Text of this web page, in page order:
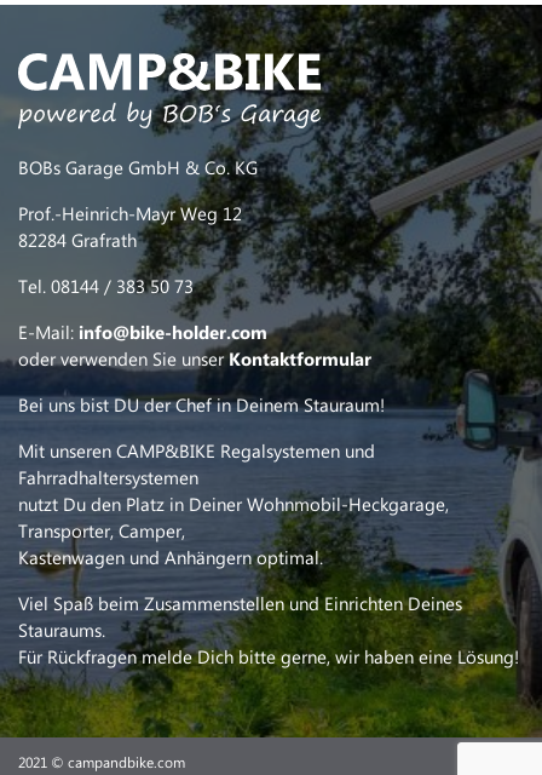
BOBs Garage GmbH & Co. KG
Prof.-Heinrich-Mayr Weg 12
82284 Grafrath
Tel. 08144 / 383 50 73
E-Mail: info@bike-holder.com
oder verwenden Sie unserKontaktformular
Bei uns bist DU der Chef in Deinem Stauraum!
Mit unseren CAMP&BIKE Regalsystemen und
Fahrradhaltersystemen
nutzt Du den Platz in Deiner Wohnmobil-Heckgarage,
Transporter, Camper,
Kastenwagen und Anhängern optimal.
Viel Spaß beim Zusammenstellen und Einrichten Deines
Stauraums.
Für Rückfragen melde Dich bitte gerne, wir haben eine Lösung!
2021 © campandbike.com